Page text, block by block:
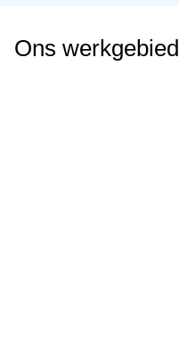
Ons werkgebied